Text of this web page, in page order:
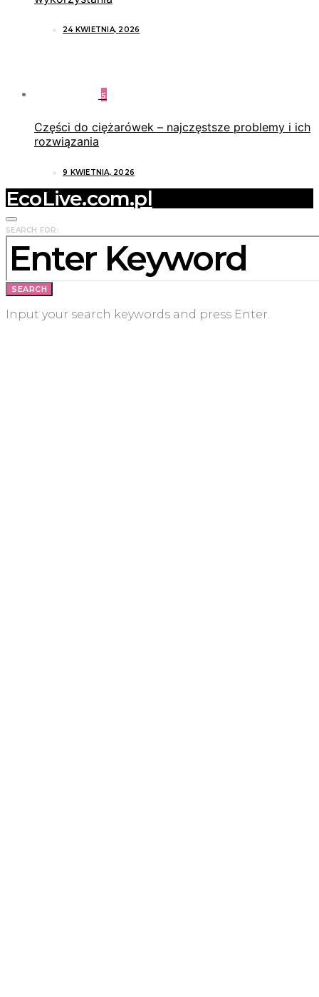
24 KWIETNIA, 2026
5
Części do ciężarówek – najczęstsze problemy i ich
rozwiązania
9 KWIETNIA, 2026
EcoLive.com.pl
SEARCH FOR:
SEARCH
Input your search keywords and press Enter.